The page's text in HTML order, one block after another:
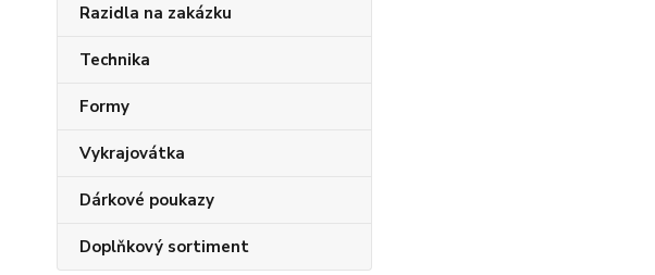
Razidla na zakázku
Technika
Formy
Vykrajovátka
Dárkové poukazy
Doplňkový sortiment